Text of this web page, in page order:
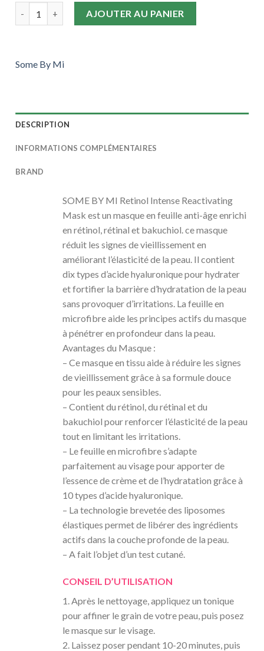
AJOUTER AU PANIER
Some By Mi
DESCRIPTION
INFORMATIONS COMPLÉMENTAIRES
BRAND
SOME BY MI Retinol Intense Reactivating
Mask est un masque en feuille anti-âge enrichi
en rétinol, rétinal et bakuchiol. ce masque
réduit les signes de vieillissement en
améliorant l’élasticité de la peau. Il contient
dix types d’acide hyaluronique pour hydrater
et fortifier la barrière d’hydratation de la peau
sans provoquer d’irritations. La feuille en
microfibre aide les principes actifs du masque
à pénétrer en profondeur dans la peau.
Avantages du Masque :
– Ce masque en tissu aide à réduire les signes
de vieillissement grâce à sa formule douce
pour les peaux sensibles.
– Contient du rétinol, du rétinal et du
bakuchiol pour renforcer l’élasticité de la peau
tout en limitant les irritations.
– Le feuille en microfibre s’adapte
parfaitement au visage pour apporter de
l’essence de crème et de l’hydratation grâce à
10 types d’acide hyaluronique.
– La technologie brevetée des liposomes
élastiques permet de libérer des ingrédients
actifs dans la couche profonde de la peau.
– A fait l’objet d’un test cutané.
CONSEIL D’UTILISATION
1. Après le nettoyage, appliquez un tonique
pour affiner le grain de votre peau, puis posez
le masque sur le visage.
2. Laissez poser pendant 10-20 minutes, puis